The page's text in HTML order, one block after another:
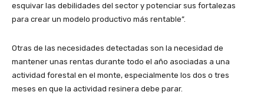
esquivar las debilidades del sector y potenciar sus fortalezas
para crear un modelo productivo más rentable”.
Otras de las necesidades detectadas son la necesidad de
mantener unas rentas durante todo el año asociadas a una
actividad forestal en el monte, especialmente los dos o tres
meses en que la actividad resinera debe parar.